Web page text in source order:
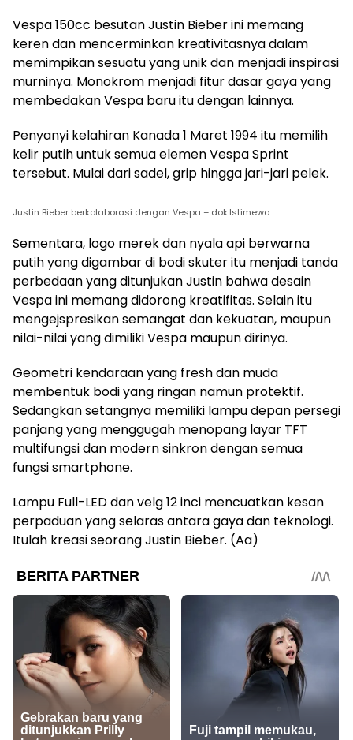
Vespa 150cc besutan Justin Bieber ini memang
keren dan mencerminkan kreativitasnya dalam
memimpikan sesuatu yang unik dan menjadi inspirasi
murninya. Monokrom menjadi fitur dasar gaya yang
membedakan Vespa baru itu dengan lainnya.
Penyanyi kelahiran Kanada 1 Maret 1994 itu memilih
kelir putih untuk semua elemen Vespa Sprint
tersebut. Mulai dari sadel, grip hingga jari-jari pelek.
Justin Bieber berkolaborasi dengan Vespa – dok.Istimewa
Sementara, logo merek dan nyala api berwarna
putih yang digambar di bodi skuter itu menjadi tanda
perbedaan yang ditunjukan Justin bahwa desain
Vespa ini memang didorong kreatifitas. Selain itu
mengejspresikan semangat dan kekuatan, maupun
nilai-nilai yang dimiliki Vespa maupun dirinya.
Geometri kendaraan yang fresh dan muda
membentuk bodi yang ringan namun protektif.
Sedangkan setangnya memiliki lampu depan persegi
panjang yang menggugah menopang layar TFT
multifungsi dan modern sinkron dengan semua
fungsi smartphone.
Lampu Full-LED dan velg 12 inci mencuatkan kesan
perpaduan yang selaras antara gaya dan teknologi.
Itulah kreasi seorang Justin Bieber. (Aa)